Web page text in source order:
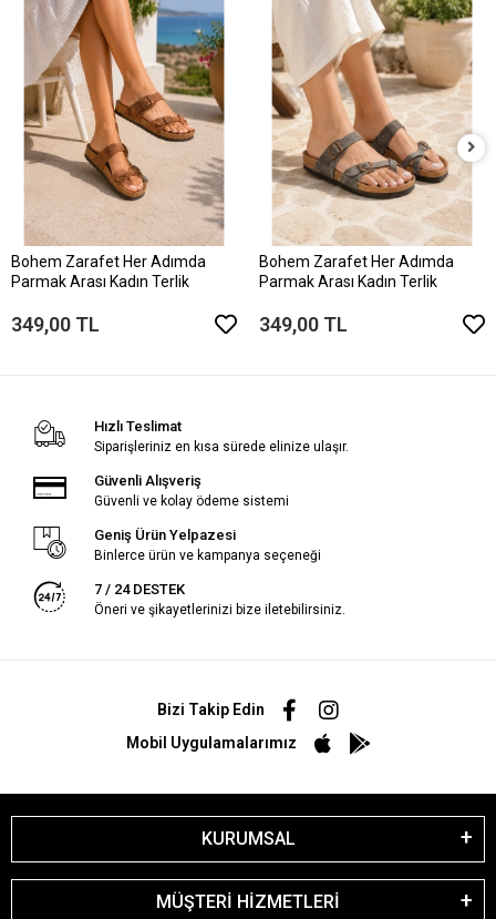
Her Adımda
Kadın Terlik
Bohem Zarafet Her Adımda
Parmak Arası Kadın Terlik
349,00 TL
Bohem
Parmak
Hızlı Teslimat
Siparişleriniz en kısa sürede elinize ulaşır.
Güvenli Alışveriş
Güvenli ve kolay ödeme sistemi
Geniş Ürün Yelpazesi
Binlerce ürün ve kampanya seçeneği
7 / 24 DESTEK
Öneri ve şikayetlerinizi bize iletebilirsiniz.
Bizi Takip Edin
Mobil Uygulamalarımız
KURUMSAL
MÜŞTERİ HİZMETLERİ